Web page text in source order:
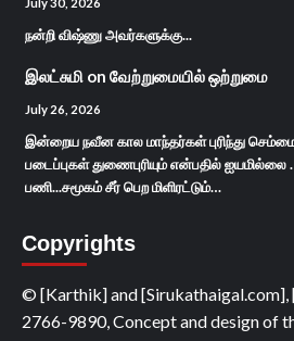
நன்றி விஷ்ணு அவர்களுக்கு...
இலட்சுமி on வேற்றுமையில் ஒற்றுமை
July 26, 2026
இன்றைய நவீன கால மாந்தர்கள் புரிந்து
படைப்புகள் துணைபுரியும் என்பதில்
பணி...சமூகம் சீர் பெற மிளிரட்டும்…
Copyrights
© [Karthik] and [Sirukathaigal.com],
2766-9890, Concept and design of